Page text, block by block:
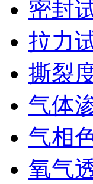
密封
拉力
撕裂
气体
气相
氧气